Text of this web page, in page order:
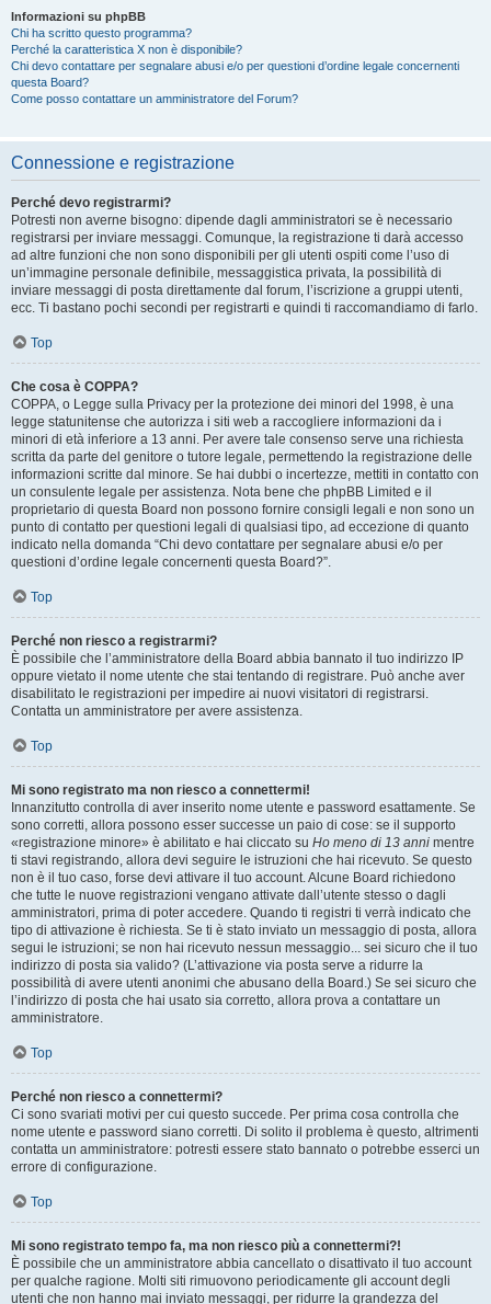
Informazioni su phpBB
Chi ha scritto questo programma?
Perché la caratteristica X non è disponibile?
Chi devo contattare per segnalare abusi e/o per questioni d’ordine legale concernenti
questa Board?
Come posso contattare un amministratore del Forum?
Connessione e registrazione
Perché devo registrarmi?
Potresti non averne bisogno: dipende dagli amministratori se è necessario
registrarsi per inviare messaggi. Comunque, la registrazione ti darà accesso
ad altre funzioni che non sono disponibili per gli utenti ospiti come l’uso di
un’immagine personale definibile, messaggistica privata, la possibilità di
inviare messaggi di posta direttamente dal forum, l’iscrizione a gruppi utenti,
ecc. Ti bastano pochi secondi per registrarti e quindi ti raccomandiamo di farlo.
Top
Che cosa è COPPA?
COPPA, o Legge sulla Privacy per la protezione dei minori del 1998, è una
legge statunitense che autorizza i siti web a raccogliere informazioni da i
minori di età inferiore a 13 anni. Per avere tale consenso serve una richiesta
scritta da parte del genitore o tutore legale, permettendo la registrazione delle
informazioni scritte dal minore. Se hai dubbi o incertezze, mettiti in contatto con
un consulente legale per assistenza. Nota bene che phpBB Limited e il
proprietario di questa Board non possono fornire consigli legali e non sono un
punto di contatto per questioni legali di qualsiasi tipo, ad eccezione di quanto
indicato nella domanda “Chi devo contattare per segnalare abusi e/o per
questioni d’ordine legale concernenti questa Board?”.
Top
Perché non riesco a registrarmi?
È possibile che l’amministratore della Board abbia bannato il tuo indirizzo IP
oppure vietato il nome utente che stai tentando di registrare. Può anche aver
disabilitato le registrazioni per impedire ai nuovi visitatori di registrarsi.
Contatta un amministratore per avere assistenza.
Top
Mi sono registrato ma non riesco a connettermi!
Innanzitutto controlla di aver inserito nome utente e password esattamente. Se
sono corretti, allora possono esser successe un paio di cose: se il supporto
«registrazione minore» è abilitato e hai cliccato su Ho meno di 13 anni mentre
ti stavi registrando, allora devi seguire le istruzioni che hai ricevuto. Se questo
non è il tuo caso, forse devi attivare il tuo account. Alcune Board richiedono
che tutte le nuove registrazioni vengano attivate dall’utente stesso o dagli
amministratori, prima di poter accedere. Quando ti registri ti verrà indicato che
tipo di attivazione è richiesta. Se ti è stato inviato un messaggio di posta, allora
segui le istruzioni; se non hai ricevuto nessun messaggio... sei sicuro che il tuo
indirizzo di posta sia valido? (L’attivazione via posta serve a ridurre la
possibilità di avere utenti anonimi che abusano della Board.) Se sei sicuro che
l’indirizzo di posta che hai usato sia corretto, allora prova a contattare un
amministratore.
Top
Perché non riesco a connettermi?
Ci sono svariati motivi per cui questo succede. Per prima cosa controlla che
nome utente e password siano corretti. Di solito il problema è questo, altrimenti
contatta un amministratore: potresti essere stato bannato o potrebbe esserci un
errore di configurazione.
Top
Mi sono registrato tempo fa, ma non riesco più a connettermi?!
È possibile che un amministratore abbia cancellato o disattivato il tuo account
per qualche ragione. Molti siti rimuovono periodicamente gli account degli
utenti che non hanno mai inviato messaggi, per ridurre la grandezza del